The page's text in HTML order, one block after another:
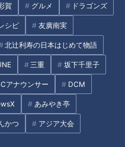
賀 グルメ ドラゴンズ
シピ 友廣南実
北辻利寿の日本はじめて物語
三重 坂下千里子
アナウンサー DCM
あみやき亭
かつ アジア大会
で、星野仙一、谷沢健一、
アンンツ」